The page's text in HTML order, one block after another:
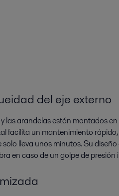
del eje externo
las arandelas están montados
facilita un mantenimiento
lleva unos minutos. Su
en caso de un golpe de presión